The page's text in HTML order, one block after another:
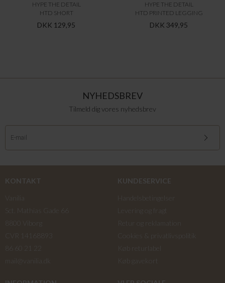
HYPE THE DETAIL
HTD SHORT
DKK 129,95
HYPE THE DETAIL
HTD PRINTED LEGGING
DKK 349,95
NYHEDSBREV
Tilmeld dig vores nyhedsbrev
KONTAKT
KUNDESERVICE